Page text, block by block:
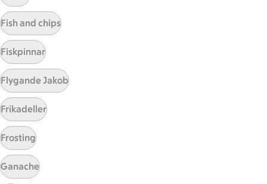
Sidfot
Start
Få snabbt svar
Fish and chips
Fiskpinnar
Flygande Jakob
Frikadeller
Frosting
Ganache